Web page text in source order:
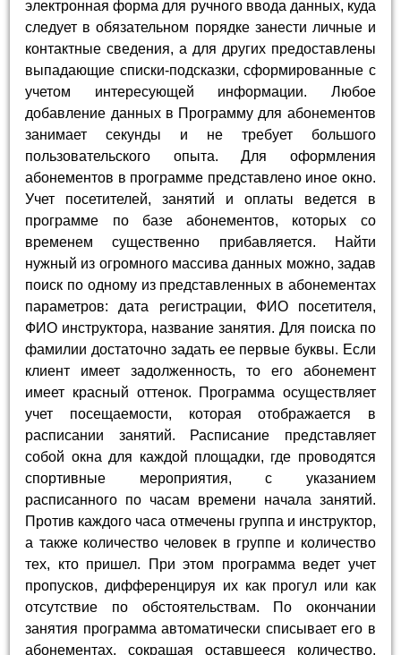
электронная форма для ручного ввода данных, куда
следует в обязательном порядке занести личные и
контактные сведения, а для других предоставлены
выпадающие списки-подсказки, сформированные с
учетом интересующей информации. Любое
добавление данных в Программу для абонементов
занимает секунды и не требует большого
пользовательского опыта. Для оформления
абонементов в программе представлено иное окно.
Учет посетителей, занятий и оплаты ведется в
программе по базе абонементов, которых со
временем существенно прибавляется. Найти
нужный из огромного массива данных можно, задав
поиск по одному из представленных в абонементах
параметров: дата регистрации, ФИО посетителя,
ФИО инструктора, название занятия. Для поиска по
фамилии достаточно задать ее первые буквы. Если
клиент имеет задолженность, то его абонемент
имеет красный оттенок. Программа осуществляет
учет посещаемости, которая отображается в
расписании занятий. Расписание представляет
собой окна для каждой площадки, где проводятся
спортивные мероприятия, с указанием
расписанного по часам времени начала занятий.
Против каждого часа отмечены группа и инструктор,
а также количество человек в группе и количество
тех, кто пришел. При этом программа ведет учет
пропусков, дифференцируя их как прогул или как
отсутствие по обстоятельствам. По окончании
занятия программа автоматически списывает его в
абонементах, сокращая оставшееся количество.